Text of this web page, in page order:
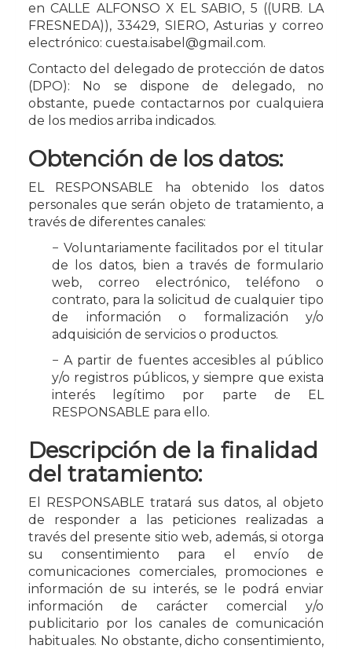
enCALLE ALFONSO X EL SABIO, 5 ((URB. LA
FRESNEDA)),33429, SIERO,Asturias y correo
electrónico: cuesta.isabel@gmail.com.
Contacto del delegado de protección de datos
(DPO): No se dispone de delegado, no
obstante, puede contactarnos por cualquiera
de los medios arriba indicados.
Obtención de los datos:
EL RESPONSABLE ha obtenido los datos
personales que serán objeto de tratamiento, a
través de diferentes canales:
− Voluntariamente facilitados por el titular
de los datos, bien a través de formulario
web, correo electrónico, teléfono o
contrato, para la solicitud de cualquier tipo
de información o formalización y/o
adquisición de servicios o productos.
− A partir de fuentes accesibles al público
y/o registros públicos, y siempre que exista
interés legítimo por parte de EL
RESPONSABLE para ello.
Descripción de la finalidad
del tratamiento:
El RESPONSABLE tratará sus datos, al objeto
de responder a las peticiones realizadas a
través del presente sitio web, además, si otorga
su consentimiento para el envío de
comunicaciones comerciales, promociones e
información de su interés, se le podrá enviar
información de carácter comercial y/o
publicitario por los canales de comunicación
habituales. No obstante, dicho consentimiento,